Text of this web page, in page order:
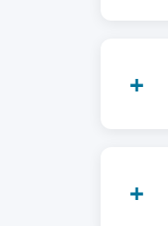
+
+